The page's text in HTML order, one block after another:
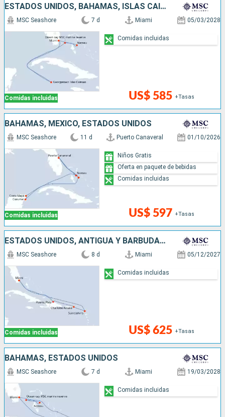
ESTADOS UNIDOS, BAHAMAS, ISLAS CAIMÁN
Comidas incluidas
MSC Seashore 7 d Miami 05/03/2028
US$ 585 +Tasas
Comidas incluidas
BAHAMAS, MÉXICO, ESTADOS UNIDOS
Comidas incluidas
MSC Seashore 11 d Puerto Canaveral 01/10/2026
US$ 597 +Tasas
Niños Gratis
Oferta en paquete de bebidas
Comidas incluidas
ESTADOS UNIDOS, ANTIGUA Y BARBUDA, REPÚBLICA DOMINICANA
Comidas incluidas
MSC Seashore 8 d Miami 05/12/2027
US$ 625 +Tasas
Comidas incluidas
BAHAMAS, ESTADOS UNIDOS
MSC Seashore 7 d Miami 19/03/2028
Comidas incluidas